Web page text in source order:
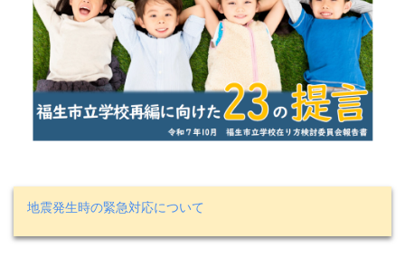
地震発生時の緊急対応について